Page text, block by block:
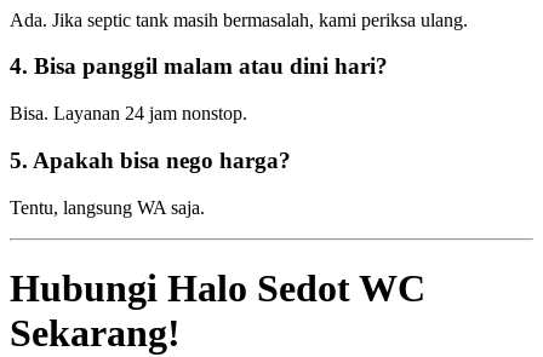
Ada. Jika septic tank masih bermasalah, kami periksa ulang.
4. Bisa panggil malam atau dini hari?
Bisa. Layanan 24 jam nonstop.
5. Apakah bisa nego harga?
Tentu, langsung WA saja.
Hubungi Halo Sedot WC
Sekarang!